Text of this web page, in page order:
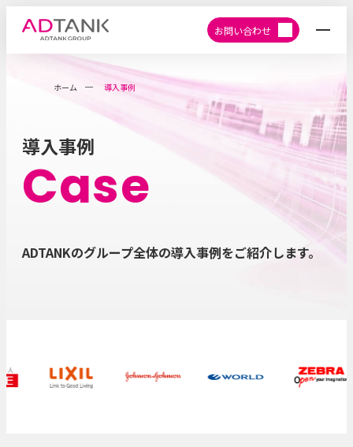
お問い合わせ
ホーム 導入事例
導入事例
Case
ADTANKのグループ全体の導入事例をご紹介します。